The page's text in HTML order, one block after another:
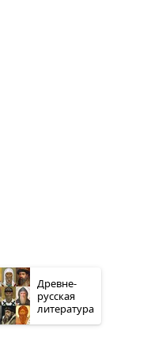
Древне­
русская
литература